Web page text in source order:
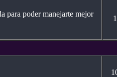
para poder manejarte mejor